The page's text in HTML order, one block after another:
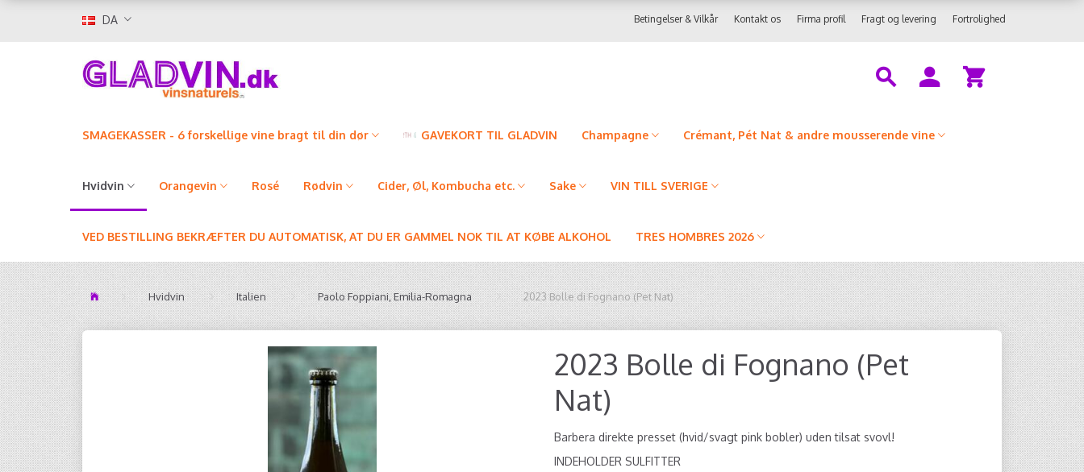
DA Fortrolighed
Fragt og levering
Firma profil
Kontakt os
Betingelser & Vilkår
SMAGEKASSER - 6 forskellige vine bragt til din dør GAVEKORT TIL GLADVIN Champagne Crémant, Pét Nat & andre mousserende vine
Hvidvin Orangevin Rosé Rødvin Cider, Øl, Kombucha etc. Sake VIN TILL SVERIGE
VED BESTILLING BEKRÆFTER DU AUTOMATISK, AT DU ER GAMMEL NOK TIL AT KØBE ALKOHOL TRES HOMBRES 2026
Hvidvin Italien Paolo Foppiani, Emilia-Romagna 2023 Bolle di Fognano (Pet Nat)
2023 Bolle di Fognano (Pet
Nat)
Barbera direkte presset (hvid/svagt pink bobler) uden tilsat svovl!
INDEHOLDER SULFITTER